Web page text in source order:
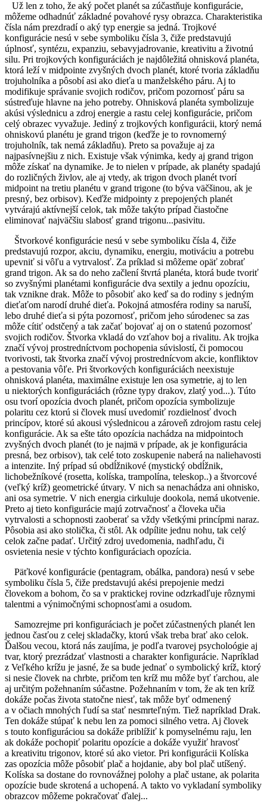
Už len z toho, že aký počet planét sa zúčastňuje konfigurácie,
môžeme odhadnúť základné povahové rysy obrazca. Charakteristika
čísla nám prezdradí o aký typ energie sa jedná. Trojkové
konfigurácie nesú v sebe symboliku čísla 3, čiže predstavujú
úplnosť, syntézu, expanziu, sebavyjadrovanie, kreativitu a životnú
silu. Pri trojkových konfiguráciách je najdôležitá ohnisková planéta,
ktorá leží v midpointe zvyšných dvoch planét, ktoré tvoria základňu
trojuholníka a pôsobí asi ako dieťa u manželského páru. Aj to
modifikuje správanie svojich rodičov, pričom pozornosť páru sa
sústreďuje hlavne na jeho potreby. Ohnisková planéta symbolizuje
akúsi výslednicu a zdroj energie a rastu celej konfigurácie, pričom
celý obrazec vyvažuje. Jediný z trojkových konfigurácii, ktorý nemá
ohniskovú planétu je grand trigon (keďže je to rovnomerný
trojuholník, tak nemá základňu). Preto sa považuje aj za
najpasívnejšiu z nich. Existuje však výnimka, kedy aj grand trigon
môže získať na dynamike. Je to nielen v prípade, ak planéty spadajú
do rozličných živlov, ale aj vtedy, ak trigon dvoch planét tvorí
midpoint na tretiu planétu v grand trigone (to býva väčšinou, ak je
presný, bez orbisov). Keďže midpointy z prepojených planét
vytvárajú aktívnejší celok, tak môže takýto prípad čiastočne
eliminovať najväčšiu slabosť grand trigonu...pasivitu.
Štvorkové konfigurácie nesú v sebe symboliku čísla 4, čiže
predstavujú rozpor, akciu, dynamiku, energiu, motiváciu a potrebu
upevniť si vôľu a vytrvalosť. Za príklad si môžeme opäť zobrať
grand trigon. Ak sa do neho začlení štvrtá planéta, ktorá bude tvoriť
so zvyšnými planétami konfigurácie dva sextily a jednu opozíciu,
tak vznikne drak. Môže to pôsobiť ako keď sa do rodiny s jedným
dieťaťom narodí druhé dieťa. Pokojná atmosféra rodiny sa naruší,
lebo druhé dieťa si pýta pozornosť, pričom jeho súrodenec sa zas
môže cítiť odstčený a tak začať bojovať aj on o statenú pozornosť
svojich rodičov. Štvorka vkladá do vzťahov boj a rivalitu. Ak trojka
značí vývoj prostredníctvom pochopenia súvislostí, či pomocou
tvorivosti, tak štvorka značí vývoj prostrednícvom akcie, konfliktov
a pestovania vôľe. Pri štvorkových konfiguráciách neexistuje
ohnisková planéta, maximálne existuje len osa symetrie, aj to len
u niektorých konfiguráciách (rôzne typy drakov, zlatý yod...). Túto
osu tvorí opozícia dvoch planét, pričom opozícia symbolizuje
polaritu cez ktorú si človek musí uvedomiť rozdielnosť dvoch
princípov, ktoré sú akousi výslednicou a zároveň zdrojom rastu celej
konfigurácie. Ak sa ešte táto opozícia nachádza na midpointoch
zvyšných dvoch planét (to je najmä v prípade, ak je konfigurácia
presná, bez orbisov), tak celé toto zoskupenie naberá na naliehavosti
a intenzite. Iný prípad sú obdĺžnikové (mystický obdĺžnik,
lichobežníkové (rosetta, kolíska, trampolína, teleskop..) a štvorcové
(veľký kríž) geometrické útvary. V nich sa nenachádza ani ohnisko,
ani osa symetrie. V nich energia cirkuluje dookola, nemá ukotvenie.
Preto aj tieto konfigurácie majú zotrvačnosť a človeka učia
vytrvalosti a schopnosti zaoberať sa vždy všetkými princípmi naraz.
Pôsobia asi ako stolička, či stôl. Ak odpílite jednu nohu, tak celý
celok začne padať. Určitý zdroj uvedomenia, nadhľadu, či
osvietenia nesie v týchto konfiguráciach opozícia.
Päťkové konfigurácie (pentagram, obálka, pandora) nesú v sebe
symboliku čísla 5, čiže predstavujú akési prepojenie medzi
človekom a bohom, čo sa v praktickej rovine odzrkadľuje rôznymi
talentmi a výnimočnými schopnosťami a osudom.
Samozrejme pri konfiguráciach je počet zúčastnených planét len
jednou časťou z celej skladačky, ktorú však treba brať ako celok.
Ďalšou vecou, ktorá nás zaujíma, je podľa tvarovej psycholoógie aj
tvar, ktorý prezrádzať vlastnosti a charakter konfigurácie. Napríklad
z Veľkého krížu je jasné, že sa bude jednať o symbolický kríž, ktorý
si nesie človek na chrbte, pričom ten kríž mu môže byť ťarchou, ale
aj určitým požehnaním súčastne. Požehnaním v tom, že ak ten kríž
dokáže počas života statočne niesť, tak môže byť odmenený
a v očiach mnohých ľudí sa stať nesmrteľným. Tiež napríklad Drak.
Ten dokáže stúpať k nebu len za pomoci silného vetra. Aj človek
s touto konfiguráciou sa dokáže priblížiť k pomyselnému raju, len
ak dokáže pochopiť polaritu opozície a dokáže využiť hravosť
a kreativitu trigonov, ktoré sú ako vietor. Pri konfigurácii Kolíska
zas opozícia môže pôsobiť plač a hojdanie, aby bol plač utíšený.
Kolíska sa dostane do rovnovážnej polohy a plač ustane, ak polarita
opozície bude skrotená a uchopená. A takto vo vykladaní symboliky
obrazcov môžeme pokračovať ďalej...